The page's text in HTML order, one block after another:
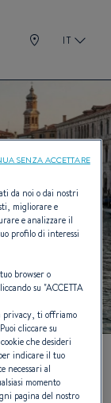
IT
da noi o dai nostri
migliorare e
e analizzare il
profilo di interessi
browser o
su "ACCETTA
privacy, ti offriamo
cliccare su
che desideri
indicare il tuo
necessari al
momento
pagina del nostro
SENZA ACCETTARE